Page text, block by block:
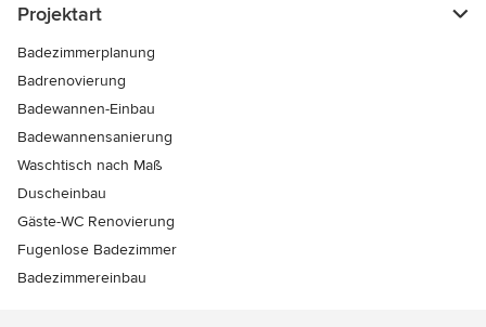
Projektart
Badezimmerplanung
Badrenovierung
Badewannen-Einbau
Badewannensanierung
Waschtisch nach Maß
Duscheinbau
Gäste-WC Renovierung
Fugenlose Badezimmer
Badezimmereinbau